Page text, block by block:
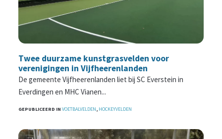
Twee duurzame kunstgrasvelden voor
verenigingen in Vijfheerenlanden
De gemeente Vijfheerenlanden liet bij SC Everstein in
Everdingen en MHC Vianen...
GEPUBLICEERD IN VOETBALVELDEN, HOCKEYVELDEN